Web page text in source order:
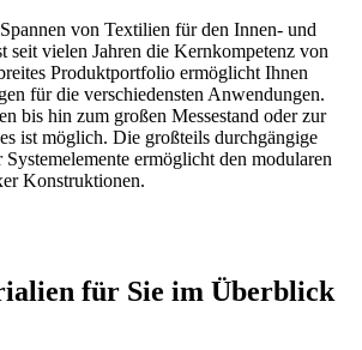
von Textilien für den Innen- und
seit vielen Jahren die Kernkompetenz von
Produktportfolio ermöglicht Ihnen
für die verschiedensten Anwendungen.
bis hin zum großen Messestand oder zur
ist möglich. Die großteils durchgängige
ermöglicht den modularen
Konstruktionen.
für Sie im Überblick